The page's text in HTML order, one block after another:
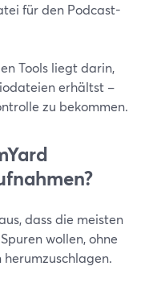
für den Podcast-
Tools liegt darin,
erhältst –
zu bekommen.
dass die meisten
wollen, ohne